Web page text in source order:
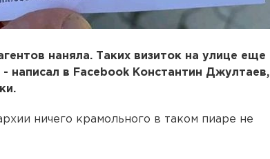
наняла. Таких визиток на улице еще
- написал в Facebook Константин Джултаев,
ничего крамольного в таком пиаре не